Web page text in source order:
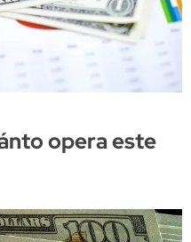
opera este